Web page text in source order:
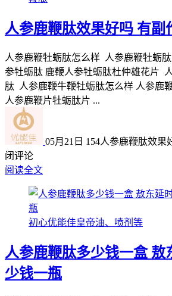
人参鹿鞭肽效果好吗 有副
人参鹿鞭牡蛎肽怎么样 人参鹿鞭牡蛎
参牡蛎肽 鹿鞭人参牡蛎肽杜仲雄花片
肽 人参鹿鞭牛鞭牡蛎肽怎么样 人参鹿
人参鹿鞭片牡蛎肽片 ...
05月21日 154人参鹿鞭肽效果
闭评论
阅读全文
初心优能佳皇帝油、喷剂等
人参鹿鞭肽多少钱一盒 敖
少钱一瓶